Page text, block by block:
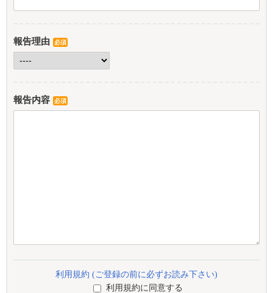
報告理由 必須
報告内容 必須
利用規約 (ご登録の前に必ずお読み下さい)
利用規約に同意する